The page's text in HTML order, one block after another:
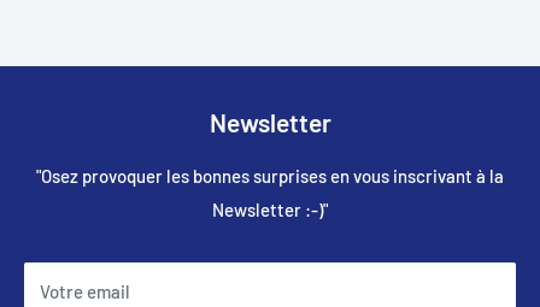
Newsletter
"Osez provoquer les bonnes surprises en vous inscrivant à la
Newsletter :-)"
Votre email